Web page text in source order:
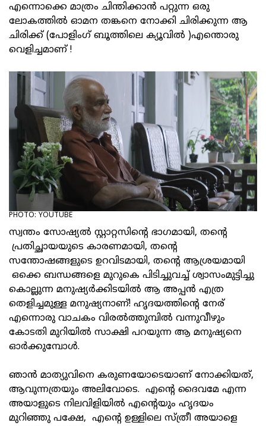
എന്നൊക്കെ മാത്രം ചിന്തിക്കാന്‍ പറ്റുന്ന ഒരു
ലോകത്തില്‍ ഓമന തങ്കനെ നോക്കി ചിരിക്കുന്ന ആ
ചിരിക്ക് (പോളിംഗ് ബൂത്തിലെ ക്യൂവില്‍ )എന്തൊരു
വെളിച്ചമാണ് !
PHOTO: YOUTUBE
സ്വന്തം സോഷ്യല്‍ സ്റ്റാറ്റസിന്റെ ഭാഗമായി, തന്റെ
പ്രതിച്ഛായയുടെ കാരണമായി, തന്റെ
സന്തോഷങ്ങളുടെ ഉറവിടമായി, തന്റെ ആശ്രയമായി
ഒക്കെ ബന്ധങ്ങളെ മുറുകെ പിടിച്ചുവച്ച് ശ്വാസംമുട്ടിച്ചു
കൊല്ലുന്ന മനുഷ്യര്‍ക്കിടയില്‍ ആ അപ്പന്‍ എത്ര
തെളിച്ചമുള്ള മനുഷ്യനാണ്! ഹൃദയത്തിന്റെ നേര്
എന്നൊരു വാചകം വിരല്‍ത്തുമ്പില്‍ വന്നുവീഴും
കോടതി മുറിയില്‍ സാക്ഷി പറയുന്ന ആ മനുഷ്യനെ
ഓര്‍ക്കുമ്പോള്‍.
ഞാന്‍ മാത്യുവിനെ കരുണയോടെയാണ് നോക്കിയത്,
ആവുന്നത്രയും അലിവോടെ. എന്റെ ദൈവമേ എന്ന
അയാളുടെ നിലവിളിയില്‍ എന്റെയും ഹൃദയം
മുറിഞ്ഞു പക്ഷേ, എന്റെ ഉള്ളിലെ സ്ത്രീ അയാളെ